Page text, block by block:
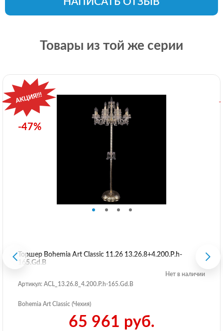
Товары из той же серии
-47%
Торшер Bohemia Art Classic 11.26 13.26.8+4.200.P.h-
165.Gd.B
Нет в наличии
Артикул: ACL_13.26.8_4.200.P.h-165.Gd.B
Bohemia Art Classic (Чехия)
65 961 руб.